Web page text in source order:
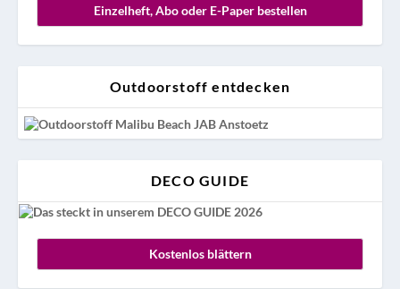
Einzelheft, Abo oder E-Paper bestellen
Outdoorstoff entdecken
DECO GUIDE
Kostenlos blättern